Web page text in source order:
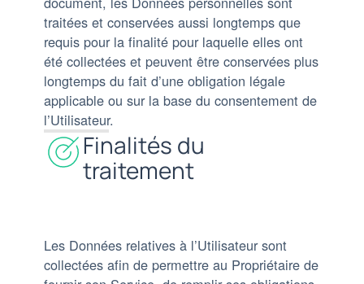
traitées et conservées aussi longtemps que
requis pour la finalité pour laquelle elles ont
été collectées et peuvent être conservées plus
longtemps du fait d’une obligation légale
applicable ou sur la base du consentement de
l’Utilisateur.
Finalités du
traitement
Les Données relatives à l’Utilisateur sont
collectées afin de permettre au Propriétaire de